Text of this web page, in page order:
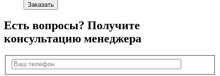
Заказать
Есть вопросы? Получите
консультацию менеджера